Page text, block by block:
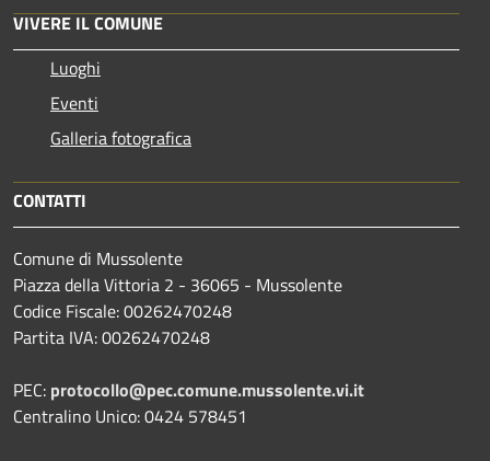
VIVERE IL COMUNE
Luoghi
Eventi
Galleria fotografica
CONTATTI
Comune di Mussolente
Piazza della Vittoria 2 - 36065 - Mussolente
Codice Fiscale: 00262470248
Partita IVA: 00262470248
PEC: protocollo@pec.comune.mussolente.vi.it
Centralino Unico: 0424 578451